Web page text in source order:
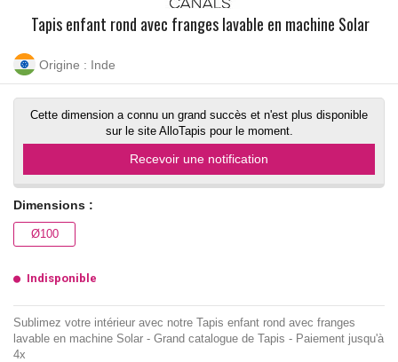
Tapis enfant rond avec franges lavable en machine Solar
Origine : Inde
Cette dimension a connu un grand succès et n'est plus disponible
sur le site AlloTapis pour le moment.
Recevoir une notification
Dimensions :
Ø100
Indisponible
Sublimez votre intérieur avec notre Tapis enfant rond avec franges
lavable en machine Solar - Grand catalogue de Tapis - Paiement jusqu'à
4x